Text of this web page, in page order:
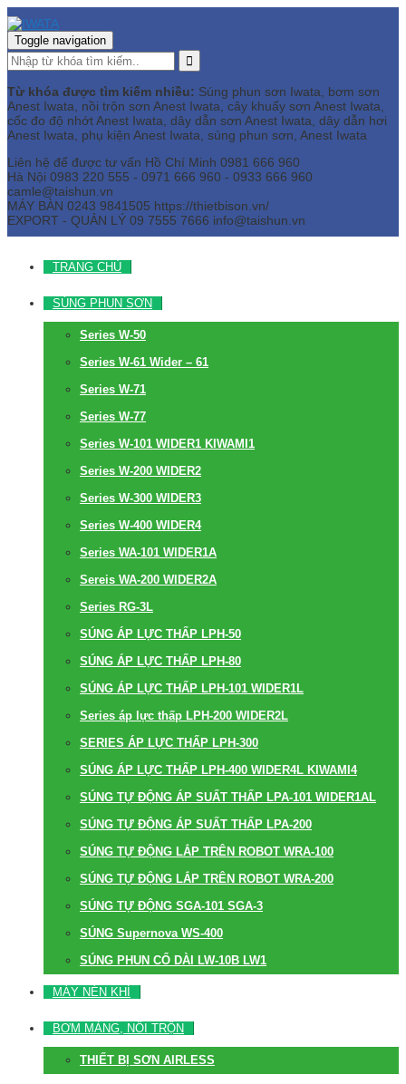
Toggle navigation
Từ khóa được tìm kiếm nhiều: Súng phun sơn Iwata, bơm sơn
Anest Iwata, nồi trộn sơn Anest Iwata, cây khuấy sơn Anest Iwata,
cốc đo độ nhớt Anest Iwata, dây dẫn sơn Anest Iwata, dây dẫn hơi
Anest Iwata, phụ kiện Anest Iwata, súng phun sơn, Anest Iwata
Liên hệ để được tư vấn Hồ Chí Minh 0981 666 960
Hà Nội 0983 220 555 - 0971 666 960 - 0933 666 960
camle@taishun.vn
MÁY BÀN 0243 9841505 https://thietbison.vn/
EXPORT - QUẢN LÝ 09 7555 7666 info@taishun.vn
TRANG CHỦ
SÚNG PHUN SƠN
Series W-50
Series W-61 Wider – 61
Series W-71
Series W-77
Series W-101 WIDER1 KIWAMI1
Series W-200 WIDER2
Series W-300 WIDER3
Series W-400 WIDER4
Series WA-101 WIDER1A
Sereis WA-200 WIDER2A
Series RG-3L
SÚNG ÁP LỰC THẤP LPH-50
SÚNG ÁP LỰC THẤP LPH-80
SÚNG ÁP LỰC THẤP LPH-101 WIDER1L
Series áp lực thấp LPH-200 WIDER2L
SERIES ÁP LỰC THẤP LPH-300
SÚNG ÁP LỰC THẤP LPH-400 WIDER4L KIWAMI4
SÚNG TỰ ĐỘNG ÁP SUẤT THẤP LPA-101 WIDER1AL
SÚNG TỰ ĐỘNG ÁP SUẤT THẤP LPA-200
SÚNG TỰ ĐỘNG LẮP TRÊN ROBOT WRA-100
SÚNG TỰ ĐỘNG LẮP TRÊN ROBOT WRA-200
SÚNG TỰ ĐỘNG SGA-101 SGA-3
SÚNG Supernova WS-400
SÚNG PHUN CỔ DÀI LW-10B LW1
MÁY NÉN KHÍ
BƠM MÀNG, NỒI TRỘN
THIẾT BỊ SƠN AIRLESS